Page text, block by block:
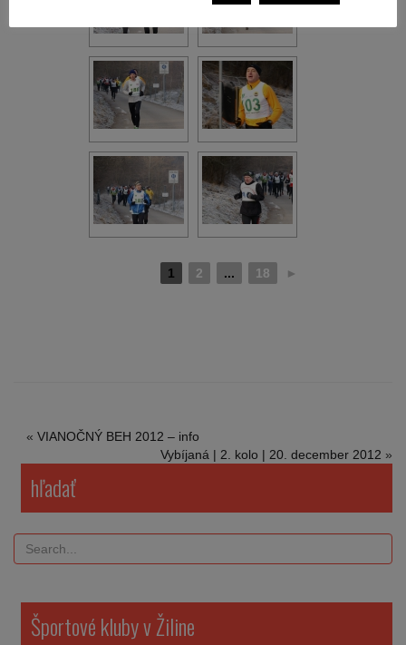
1 2 ... 18 ►
« VIANOČNÝ BEH 2012 – info
Vybíjaná | 2. kolo | 20. december 2012 »
hľadať
Športové kluby v Žiline